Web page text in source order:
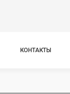
КОНТАКТЫ